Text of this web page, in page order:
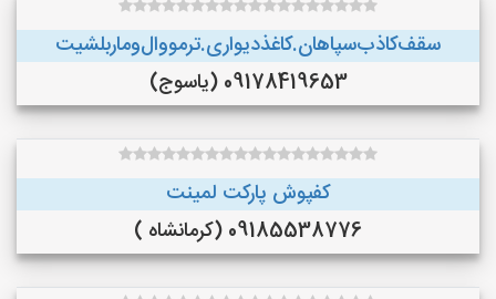
سقف‌کاذب‌سپاهان‌.کاغذ‌دیواری.ترمووال‌و‌ماربلشیت
09178419653 (یاسوج)
کفپوش پارکت لمینت
09185538776 (کرمانشاه )